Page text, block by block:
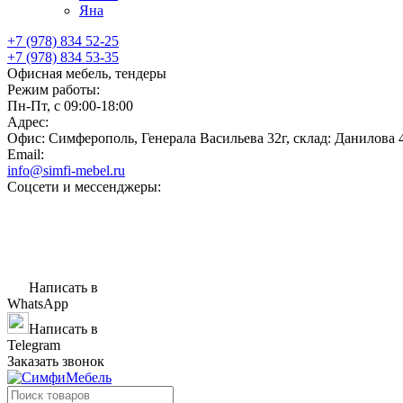
Яна
+7 (978) 834 52-25
+7 (978) 834 53-35
Офисная мебель, тендеры
Режим работы:
Пн-Пт, с 09:00-18:00
Адрес:
Офис: Симферополь, Генерала Васильева 32г, склад: Данилова
Email:
info@simfi-mebel.ru
Соцсети и мессенджеры:
Написать в
WhatsApp
Написать в
Telegram
Заказать звонок